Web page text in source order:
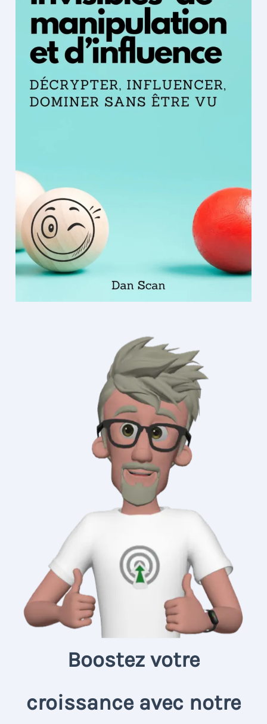
Boostez votre
croissance avec notre